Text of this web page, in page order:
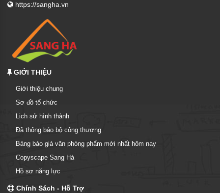
https://sangha.vn
GIỚI THIỆU
Giới thiệu chung
Sơ đồ tổ chức
Lịch sử hình thành
Đã thông báo bộ công thương
Bảng báo giá văn phòng phẩm mới nhất hôm nay
Copyscape Sang Hà
Hồ sơ năng lực
Chính Sách - Hỗ Trợ